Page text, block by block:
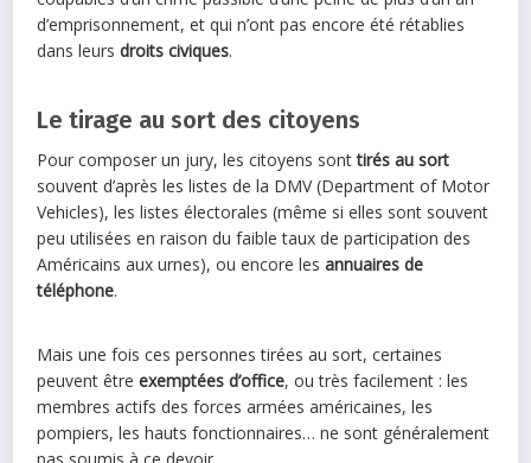
d’emprisonnement, et qui n’ont pas encore été rétablies
dans leursdroits civiques.
Le tirage au sort des citoyens
Pour composer un jury, les citoyens sonttirés au sort
souvent d’après les listes de la DMV (Department of Motor
Vehicles), les listes électorales (même si elles sont souvent
peu utilisées en raison du faible taux de participation des
Américains aux urnes), ou encore les annuaires de
téléphone.
Mais une fois ces personnes tirées au sort, certaines
peuvent êtreexemptées d’office, ou très facilement : les
membres actifs des forces armées américaines, les
pompiers, les hauts fonctionnaires… ne sont généralement